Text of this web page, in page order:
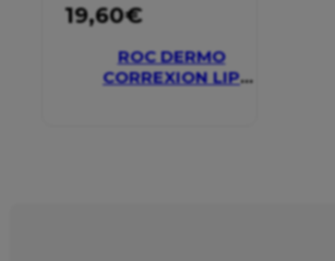
19,60€
ROC DERMO
CORREXION LIP